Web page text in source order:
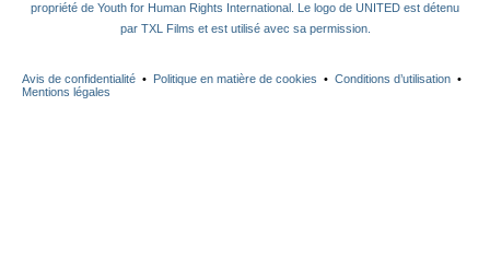
propriété de Youth for Human Rights International. Le logo de UNITED est détenu
par TXL Films et est utilisé avec sa permission.
Avis de confidentialité • Politique en matière de cookies • Conditions d’utilisation •
Mentions légales